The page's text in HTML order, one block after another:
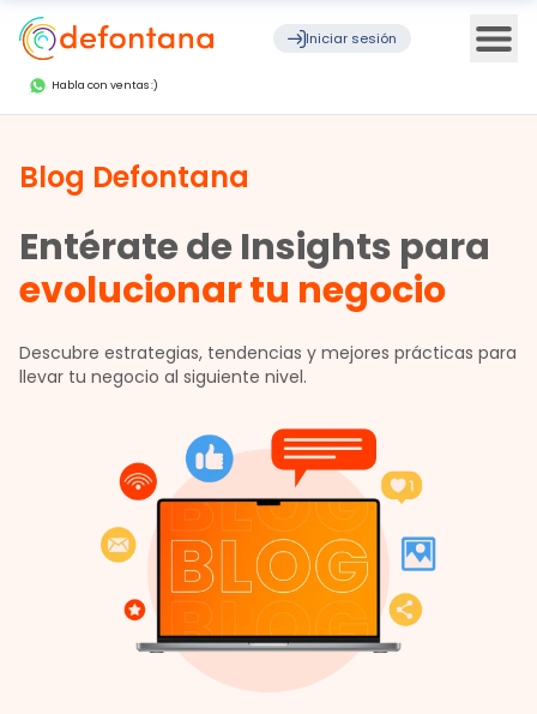
Iniciar sesión
Habla con ventas :)
Blog Defontana
Entérate de Insights para
evolucionar tu negocio
Descubre estrategias, tendencias y mejores prácticas para
llevar tu negocio al siguiente nivel.